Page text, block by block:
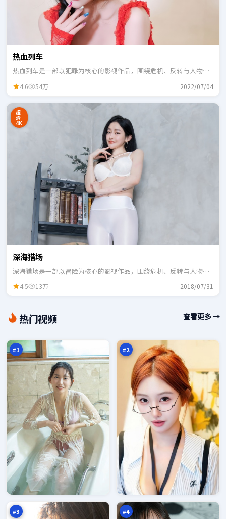
热血列车
热血列车是一部以犯罪为核心的影视作品，围绕危机、反转与人物成
4.6 54万 2022/07/04
超
清
4K
深海猎场
深海猎场是一部以冒险为核心的影视作品，围绕危机、反转与人物成
4.5 13万 2018/07/31
热门视频 查看更多 →
#1
面
信
塔
97
#2
#3
紫
电
信
号
95
万
#4
零
号
沉
默
者
万